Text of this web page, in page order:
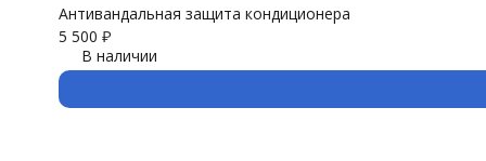
Антивандальная защита кондиционера
5 500 ₽
В наличии